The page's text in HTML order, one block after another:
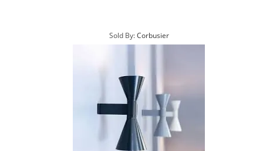
Sold By:Corbusier